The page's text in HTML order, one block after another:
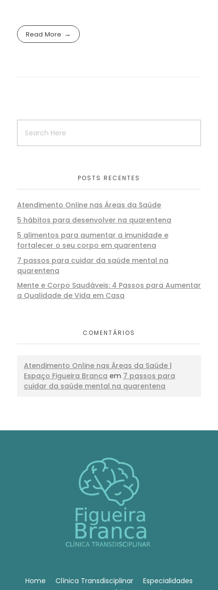
Read More
POSTS RECENTES
Atendimento Online nas Áreas da Saúde
5 hábitos para desenvolver na quarentena
5 alimentos para aumentar a imunidade e
fortalecer o seu corpo em quarentena
7 passos para cuidar da saúde mental na
quarentena
Mente e Corpo Saudáveis: 4 Passos para Aumentar
a Qualidade de Vida em Casa
COMENTÁRIOS
Atendimento Online nas Áreas da Saúde |
Espaço Figueira Branca em 7 passos para
cuidar da saúde mental na quarentena
Home Clínica Transdisciplinar
Especialidades